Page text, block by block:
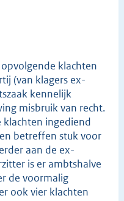
klachten
(van klagers ex-
kennelijk
misbruik van recht.
ingediend
betreffen stuk voor
aan de ex-
is er ambtshalve
de voormalig
ook vier klachten